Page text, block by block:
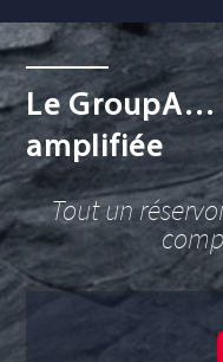
Le GroupA…
amplifiée
Tout un